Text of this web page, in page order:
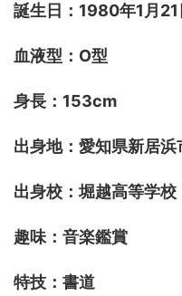
誕生日：1980年1月21
血液型：O型
身長：153cm
出身地：愛知県新居浜
出身校：堀越高等学校
趣味：音楽鑑賞
特技：書道